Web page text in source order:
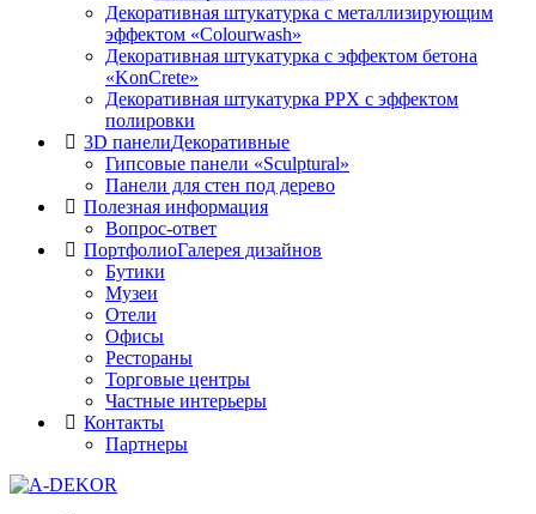
Декоративная штукатурка с металлизирующим
эффектом «Colourwash»
Декоративная штукатурка с эффектом бетона
«KonCrete»
Декоративная штукатурка PPX с эффектом
полировки
3D панелиДекоративные
Гипсовые панели «Sculptural»
Панели для стен под дерево
Полезная информация
Вопрос-ответ
ПортфолиоГалерея дизайнов
Бутики
Музеи
Отели
Офисы
Рестораны
Торговые центры
Частные интерьеры
Контакты
Партнеры